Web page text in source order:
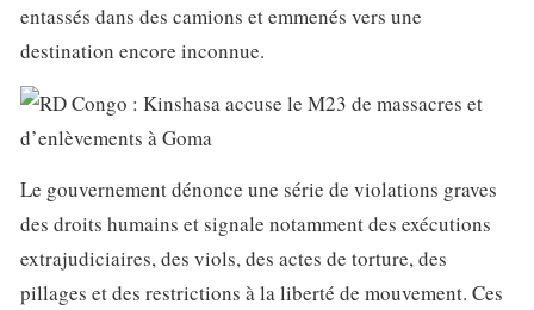
entassés dans des camions et emmenés vers une
destination encore inconnue.
Le gouvernement dénonce une série de violations graves
des droits humains et signale notamment des exécutions
extrajudiciaires, des viols, des actes de torture, des
pillages et des restrictions à la liberté de mouvement. Ces